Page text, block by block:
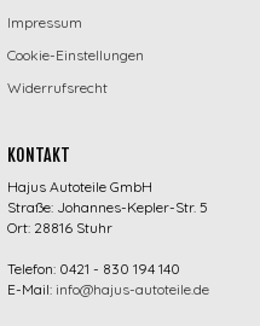
Impressum
Cookie-Einstellungen
Widerrufsrecht
KONTAKT
Hajus Autoteile GmbH
Straße: Johannes-Kepler-Str. 5
Ort: 28816 Stuhr
Telefon: 0421 - 830 194 140
E-Mail: info@hajus-autoteile.de